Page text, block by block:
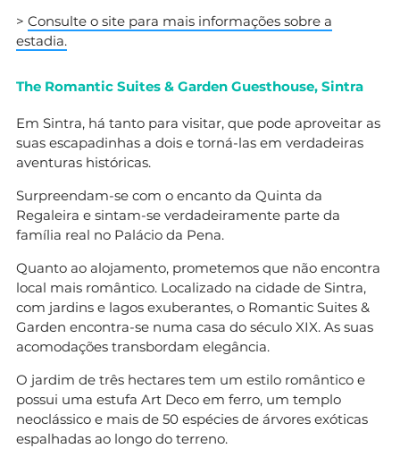
> Consulte o site para mais informações sobre a
estadia.
The Romantic Suites & Garden Guesthouse, Sintra
Em Sintra, há tanto para visitar, que pode aproveitar as
suas escapadinhas a dois e torná-las em verdadeiras
aventuras históricas.
Surpreendam-se com o encanto da Quinta da
Regaleira e sintam-se verdadeiramente parte da
família real no Palácio da Pena.
Quanto ao alojamento, prometemos que não encontra
local mais romântico. Localizado na cidade de Sintra,
com jardins e lagos exuberantes, o Romantic Suites &
Garden encontra-se numa casa do século XIX. As suas
acomodações transbordam elegância.
O jardim de três hectares tem um estilo romântico e
possui uma estufa Art Deco em ferro, um templo
neoclássico e mais de 50 espécies de árvores exóticas
espalhadas ao longo do terreno.